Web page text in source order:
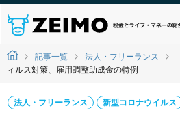
記事一覧 法人・フリーランス
ィルス対策、雇用調整助成金の特例
法人・フリーランス 新型コロナウイルス